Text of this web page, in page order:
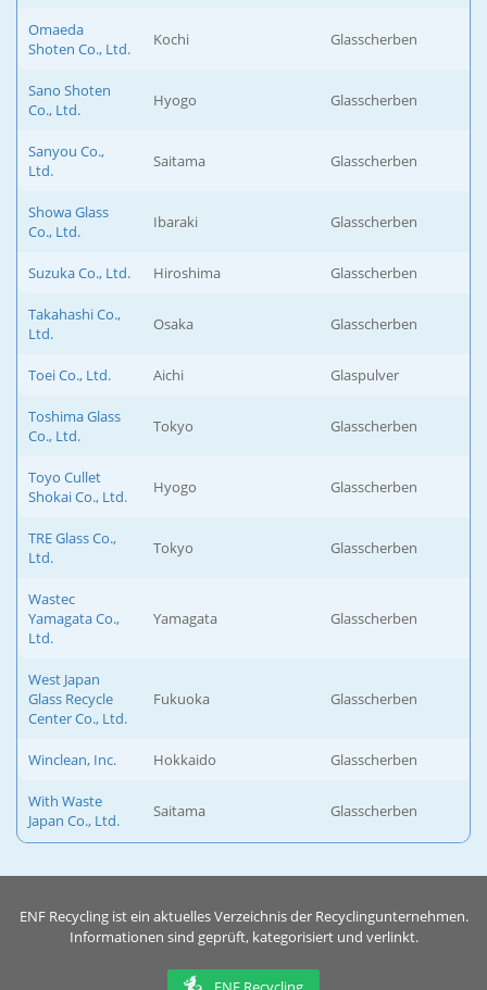
Omaeda
Shoten Co., Ltd.
Kochi Glasscherben
Sano Shoten
Co., Ltd.
Hyogo Glasscherben
Sanyou Co.,
Ltd.
Saitama Glasscherben
Showa Glass
Co., Ltd.
Ibaraki Glasscherben
Suzuka Co., Ltd. Hiroshima Glasscherben
Takahashi Co.,
Ltd.
Osaka Glasscherben
Toei Co., Ltd. Aichi Glaspulver
Toshima Glass
Co., Ltd.
Tokyo Glasscherben
Toyo Cullet
Shokai Co., Ltd.
Hyogo Glasscherben
TRE Glass Co.,
Ltd.
Tokyo Glasscherben
Wastec
Yamagata Co.,
Ltd.
Yamagata Glasscherben
West Japan
Glass Recycle
Center Co., Ltd.
Fukuoka Glasscherben
Winclean, Inc. Hokkaido Glasscherben
With Waste
Japan Co., Ltd.
Saitama Glasscherben
ENF Recycling ist ein aktuelles Verzeichnis der Recyclingunternehmen.
Informationen sind geprüft, kategorisiert und verlinkt.